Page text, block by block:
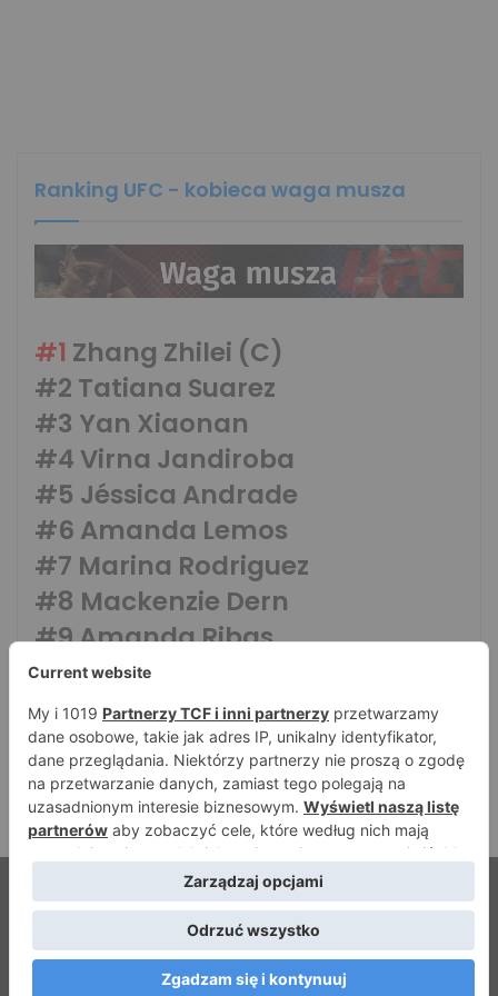
Ranking UFC - kobieca waga musza
#1 Zhang Zhilei (C)
#2 Tatiana Suarez
#3 Yan Xiaonan
#4 Virna Jandiroba
#5 Jéssica Andrade
#6 Amanda Lemos
#7 Marina Rodriguez
#8 Mackenzie Dern
#9 Amanda Ribas
#10 Tabatha Ricci
Pozostałe rankingi
© Strefamma.pl 2026, Wszelkie prawa zastrzeżone |
Home
Redakcja Kontakt
FacebookYouTube
RSS